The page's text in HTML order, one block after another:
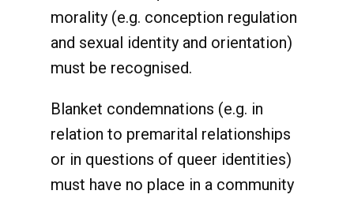
morality (e.g. conception regulation
and sexual identity and orientation)
must be recognised.
Blanket condemnations (e.g. in
relation to premarital relationships
or in questions of queer identities)
must have no place in a community